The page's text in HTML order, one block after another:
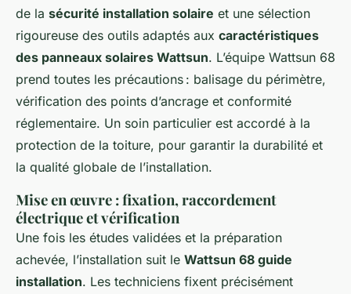
de la sécurité installation solaire et une sélection
rigoureuse des outils adaptés aux caractéristiques
des panneaux solaires Wattsun. L’équipe Wattsun 68
prend toutes les précautions : balisage du périmètre,
vérification des points d’ancrage et conformité
réglementaire. Un soin particulier est accordé à la
protection de la toiture, pour garantir la durabilité et
la qualité globale de l’installation.
Mise en œuvre : fixation, raccordement
électrique et vérification
Une fois les études validées et la préparation
achevée, l’installation suit le Wattsun 68 guide
installation. Les techniciens fixent précisément